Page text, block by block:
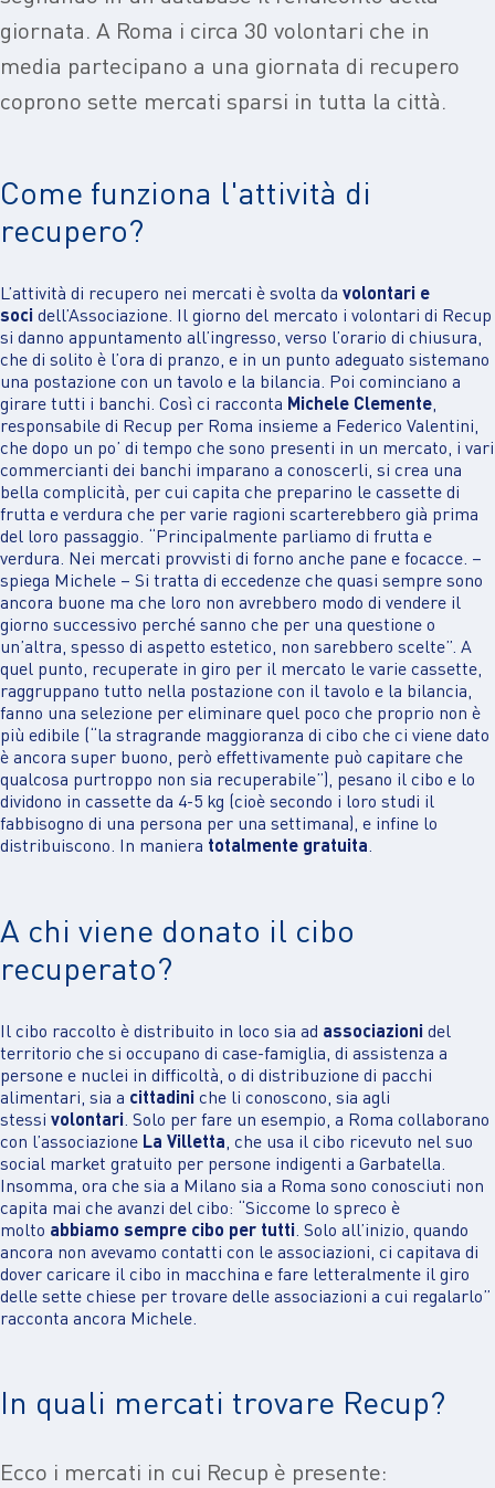
giornata. A Roma i circa 30 volontari che in
media partecipano a una giornata di recupero
coprono sette mercati sparsi in tutta la città.
Come funziona l'attività di
recupero?
L’attività di recupero nei mercati è svolta da volontari e
soci dell’Associazione. Il giorno del mercato i volontari di Recup
si danno appuntamento all’ingresso, verso l’orario di chiusura,
che di solito è l’ora di pranzo, e in un punto adeguato sistemano
una postazione con un tavolo e la bilancia. Poi cominciano a
girare tutti i banchi. Così ci racconta Michele Clemente
responsabile di Recup per Roma insieme a Federico Valentini,
che dopo un po’ di tempo che sono presenti in un mercato, i vari
commercianti dei banchi imparano a conoscerli, si crea una
bella complicità, per cui capita che preparino le cassette di
frutta e verdura che per varie ragioni scarterebbero già prima
del loro passaggio. “Principalmente parliamo di frutta e
verdura. Nei mercati provvisti di forno anche pane e focacce. –
spiega Michele – Si tratta di eccedenze che quasi sempre sono
ancora buone ma che loro non avrebbero modo di vendere il
giorno successivo perché sanno che per una questione o
un’altra, spesso di aspetto estetico, non sarebbero scelte”. A
quel punto, recuperate in giro per il mercato le varie cassette,
raggruppano tutto nella postazione con il tavolo e la bilancia,
fanno una selezione per eliminare quel poco che proprio non è
più edibile (“la stragrande maggioranza di cibo che ci viene dato
è ancora super buono, però effettivamente può capitare che
qualcosa purtroppo non sia recuperabile”), pesano il cibo e lo
dividono in cassette da 4-5 kg (cioè secondo i loro studi il
fabbisogno di una persona per una settimana), e infine lo
distribuiscono. In maniera totalmente gratuita
A chi viene donato il cibo
recuperato?
Il cibo raccolto è distribuito in loco sia ad associazioni del
territorio che si occupano di case-famiglia, di assistenza a
persone e nuclei in difficoltà, o di distribuzione di pacchi
alimentari, sia a cittadini che li conoscono, sia agli
stessi volontari . Solo per fare un esempio, a Roma collaborano
con l’associazione La Villetta , che usa il cibo ricevuto nel suo
social market gratuito per persone indigenti a Garbatella.
Insomma, ora che sia a Milano sia a Roma sono conosciuti non
capita mai che avanzi del cibo: “Siccome lo spreco è
molto abbiamo sempre cibo per tutti . Solo all’inizio, quando
ancora non avevamo contatti con le associazioni, ci capitava di
dover caricare il cibo in macchina e fare letteralmente il giro
delle sette chiese per trovare delle associazioni a cui regalarlo”
racconta ancora Michele.
In quali mercati trovare Recup?
Ecco i mercati in cui Recup è presente: